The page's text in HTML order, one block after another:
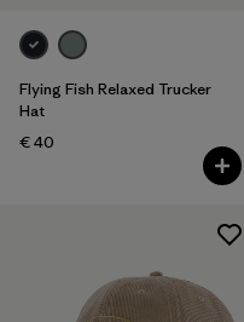
Flying Fish Relaxed Trucker
Hat
€ 40